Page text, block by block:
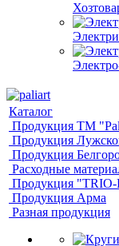
Каталог
Продукция ТМ
Продукция
Продукция
Расходные
Продукция
Продукция Арма
Разная продукция